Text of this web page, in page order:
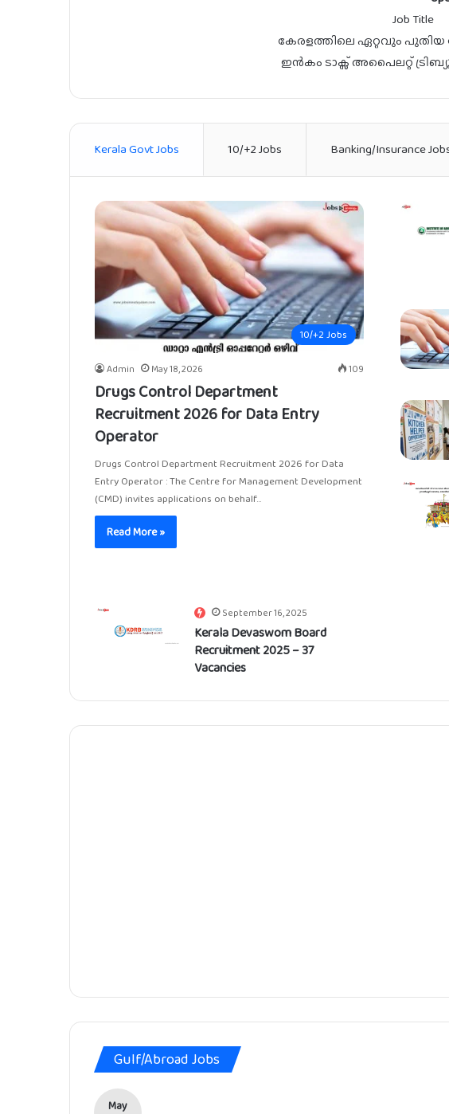
Job Title
കേരളത്തിലെ ഏറ്റവും
ഇൻകം ടാക്സ് അപൈലറ്റ്
Kerala Govt Jobs 10/+2 Jobs Banking/Insurance
10/+2 Jobs
Admin May 18, 2026 109
Drugs Control Department
Recruitment 2026 for Data Entry
Operator
Drugs Control Department Recruitment 2026 for Data
Entry Operator : The Centre for Management Development
(CMD) invites applications on behalf…
Read More »
September 16, 2025
Kerala Devaswom Board
Recruitment 2025 – 37
Vacancies
Gulf/Abroad Jobs
May